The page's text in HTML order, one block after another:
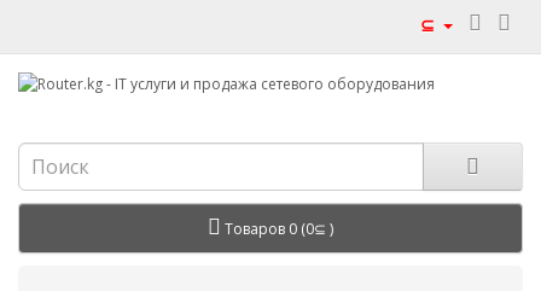
⊆
Товаров 0 (0⊆ )